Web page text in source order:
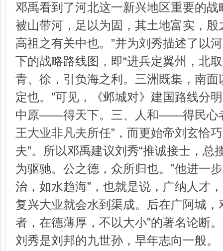
邓禹看到了河北这一新兴地区重要的战
被山带河，足以为固，其土地富实，
高祖之有关中也。”并为刘秀描述了以
下的战略路线图，即“进兵定翼州，北
青、徐，引负海之利。三洲既集，南
定也。”可见，《邺城对》建国路线
中原——得天下。三、人和——得民心
王大业非凡夫所任”，而更始帝刘玄恰
夫”。所以邓禹建议刘秀“推诚接士，总
为驱驰。公之德，众所归也。”他进一
治，如水趋海”，也就是说，广纳人才
复兴大业就会水到渠成。后在广阿城，
者，在德薄厚，不以大小”的著名论断。
刘秀是刘邦的九世孙，早年志向一般。